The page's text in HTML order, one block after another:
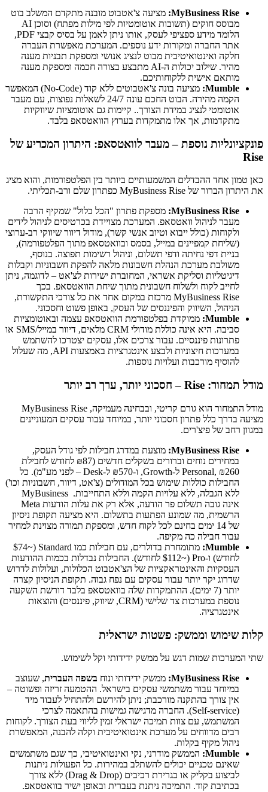
MyBusiness Rise: מציעה צ'אטבוט מובנה מתקדם המשלב בוט
מבוסס חוקים (תשובות אוטומטיות לפי מילות מפתח) וסוכן AI
הלומד מידע ספציפי לעסק, אותו ניתן לאמן על בסיס קבצי PDF,
אתר החברה ומקורות ידע נוספים. המערכת מאפשרת העברה
חלקה ואינטואיטיבית מבוט לנציג אנושי ומספקת תבניות מענה
מהיר. שילוב יכולות ה-AI מתבצע בצורה חכמה ומספקת מענה
מותאם אישית ללקוחותיכם.
Mumble:
מציעה בונה צ'אטבוטים ללא קוד (No-Code) המאפשר
הקמה מהירה. הבוט החכם עונה 24/7 לשאלות נפוצות, עם מעבר
אוטומטי לנציג במידת הצורך.. קיימות גם אוטומציות שיווקיות
מתקדמות, אך אלו מתמקדות בערוץ הוואטסאפ בלבד.
פונקציונליות נוספת – מעבר לוואטסאפ: היתרון המכריע של
Rise
כאן טמון אחד ההבדלים המשמעותיים ביותר בין הפלטפורמות, והוא מציג
את היתרון הברור של MyBusiness Rise כפתרון שלם ורב-תכליתי.
MyBusiness Rise: מספקת פתרון "הכל כלול" שמקיף הרבה
מעבר לניהול וואטסאפ. המערכת מצויידת בכרטיסים לניהול לידים
ולקוחות (כולל ייבוא וטיוב אנשי קשר), מודול דיוור שיווקי רב-ערוצי
(שליחת קמפיינים במייל, בסמס ובוואטסאפ מתוך הפלטפורמה),
בניית דפי נחיתה ודפי תשלום, וניהול רשימות תפוצה. בנוסף,
משולבת מערכת הנהלת חשבונות מלאה להפקת חשבוניות וקבלות
דיגיטליות וסליקת אשראי, המחוברת ישירות לצ'אט – לדוגמה, ניתן
לחייב לקוח ולשלוח חשבונית מתוך שיחת הוואטסאפ. בכך
MyBusiness Rise מרכזת במקום אחד את כל צורכי התקשורת,
הניהול, השיווק והפיננסים של העסק, באופן פשוט וחסכוני.
Mumble: ממוקדת בפלטפורמת הוואטסאפ עצמה ובאוטומציות
סביבה. היא אינה כוללת מודולי CRM מלאים, דיוור במייל/SMS או
פתרונות פיננסיים. עבור צרכים אלו, עסקים יצטרכו להשתמש
במערכות חיצוניות ולבצע אינטגרציות באמצעות API, מה שעלול
להוסיף מורכבות ועלויות נוספות.
מודל תמחור: Rise – חסכוני יותר, ערך רב יותר
מודל התמחור הוא גורם קריטי, ובבחינה מעמיקה, MyBusiness Rise
מציעה בדרך כלל פתרון חסכוני יותר, במיוחד עבור עסקים המעוניינים
במגוון רחב של פיצ'רים.
MyBusiness Rise: מוצעת במדרג חבילות לפי גודל העסק,
במחירים נוחים וברורים בשקלים חדשים (₪87 לחודש לחבילת
Personal, ₪260 ל-Growth, ו-₪570 ל-Desk – לפני מע"מ). כל
החבילות כוללות שימוש בכל המודולים (צ'אט, דיוור, חשבוניות וכו')
ללא הגבלה, ללא עלויות הקמה וללא התחייבות. MyBusiness
אינה גובה תשלום פר הודעה, אלא רק את עלות הודעות Meta
הרשמית, מה שמונע הפתעות בתשלום. היא מציעה תקופת ניסיון
של 14 ימים בחינם לכל לקוח חדש, ומספקת תמורה מצוינת למחיר
עבור חבילה כה מקיפה.
Mumble:
מתומחרת בדולרים, עם חבילות כמו Standard (~$74
לחודש) ו-Pro (~$112 לחודש). החבילות נבדלות בכמות ההודעות
העסקיות והאינטראקציות של הצ'אטבוט הכלולות, ועלולות לדרוש
שדרוג יקר יותר עבור עסקים עם נפח גבוה. תקופת הניסיון קצרה
יותר (7 ימים). ההתמקדות שלה בוואטסאפ בלבד דורשת השקעה
נוספת במערכות צד שלישי (CRM, שיווק, פיננסים) והוצאות
אינטגרציה.
קלות שימוש וממשק: פשטות ישראלית
שתי המערכות שמות דגש על ממשק ידידותי וקל לשימוש.
MyBusiness Rise: ממשק ידידותי ונוח בשפה העברית, שעוצב
במיוחד עבור משתמשי עסקים בישראל. ההטמעה זריזה ופשוטה –
אין צורך בהתקנה מורכבת; ניתן להירשם ולהתחיל לעבוד מיד
(Self-service). החברה מדגישה גמישות בהתאמה לצרכי
המשתמש, עם צוות תמיכה ישראלי זמין לליווי בעת הצורך. לקוחות
רבים מדווחים על מערכת אינטואיטיבית וקלה להבנה, המאפשרת
ניהול מקיף בקלות.
Mumble: הממשק מודרני, נקי ואינטואיטיבי, כך שגם משתמשים
שאינם טכניים יכולים להשתלב במהירות. כל הפעולות ניתנות
לביצוע בקליק או בגרירת רכיבים (Drag & Drop) ללא צורך
בכתיבת קוד. התמיכה ניתנת בעברית ובאופן ישיר בוואטסאפ.